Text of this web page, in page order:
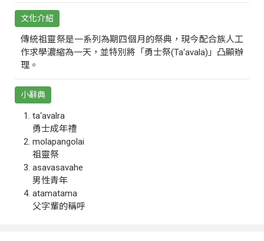
文化介紹
傳統祖靈祭是一系列為期四個月的祭典，現今配合族人工
作求學濃縮為一天，並特別將「勇士祭(Ta‘avala)」凸顯辦
理。
小辭典
ta‘avalra
勇士成年禮
molapangolai
祖靈祭
asavasavahe
男性青年
atamatama
父字輩的稱呼